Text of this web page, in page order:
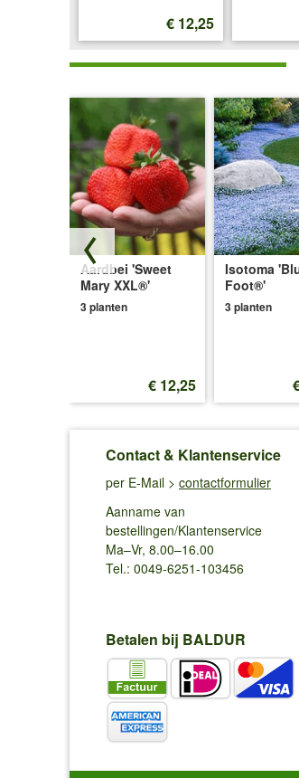
€ 12,25
Aardbei 'Sweet
Mary XXL®'
3 planten
€ 12,25
Isotoma
Foot®'
3 planten
Contact & Klantenservice
per E-Mail > contactformulier
Aanname van
bestellingen/Klantenservice
Ma–Vr, 8.00–16.00
Tel.: 0049-6251-103456
Betalen bij BALDUR